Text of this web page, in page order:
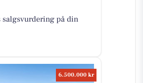
salgsvurdering på din
6.500.000 kr